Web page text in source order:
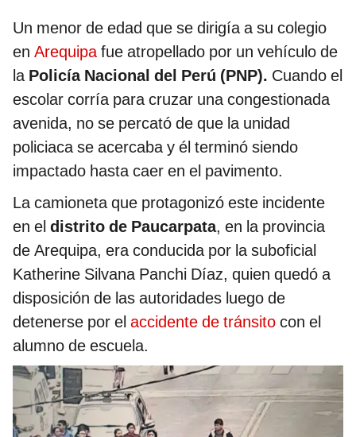
Un menor de edad que se dirigía a su colegio
en Arequipafue atropellado por un vehículo de
la Policía Nacional del Perú (PNP). Cuando el
escolar corría para cruzar una congestionada
avenida, no se percató de que la unidad
policiaca se acercaba y él terminó siendo
impactado hasta caer en el pavimento.
La camioneta que protagonizó este incidente
en el distrito de Paucarpata, en la provincia
de Arequipa, era conducida por la suboficial
Katherine Silvana Panchi Díaz, quien quedó a
disposición de las autoridades luego de
detenerse por el accidente de tránsito con el
alumno de escuela.